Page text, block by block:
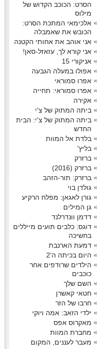
הסרט: הכוכב הקדוש של
מילוס
אלכימאי המתכת הסרט:
הכובש את שאמבלה
אני אוהב את אחותי הקטנה
אני קורא לך, עזאזל-סאן!
אניקורי 15
אפולו במעלה הגבעה
אפרו סמוראי
אפרו סמוראי: תחייה
אקירה
ביתה המתוק של צ'י
ביתה המתוק של צ'י: הבית
החדש
בלדת אל המוות
בליץ'
ברזרק
ברזרק (2016)
ברזרק: תור-הזהב
גולדן בוי
גורן לאגאן: מפלח הרקיע
גן המילים
דדמן וונדרלנד
דוגס: כלבים תועים מייללים
בחשיכה
דמעת הארנבת
היום בכיתה ה'2
הילדים שרודפים אחר
כוכבים
השם שלך
חטאי קאשרן
חרבו של הזר
ילדי הזאב: אמה ויוקי
מאקרוס אפס
מחברת המוות
מעבר לעננים, המקום